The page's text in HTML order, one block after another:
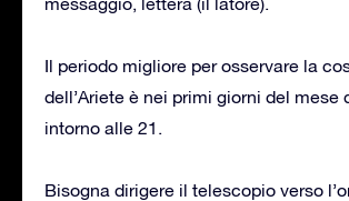
Il periodo migliore per osservare la
dell’Ariete è nei primi giorni del mese
intorno alle 21.
Bisogna dirigere il telescopio verso